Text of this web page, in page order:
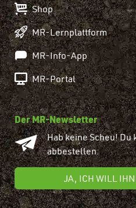
Shop
MR-Lernplattform
MR-Info-App
MR-Portal
Der MR-Newsletter
Hab keine Scheu!
abbestellen.
JA, ICH WILL